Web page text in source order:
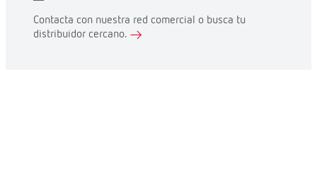
Contacta con nuestra red comercial o busca tu
distribuidor cercano.